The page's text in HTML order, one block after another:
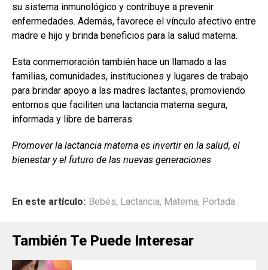
su sistema inmunológico y contribuye a prevenir
enfermedades. Además, favorece el vínculo afectivo entre
madre e hijo y brinda beneficios para la salud materna.
Esta conmemoración también hace un llamado a las
familias, comunidades, instituciones y lugares de trabajo
para brindar apoyo a las madres lactantes, promoviendo
entornos que faciliten una lactancia materna segura,
informada y libre de barreras.
Promover la lactancia materna es invertir en la salud, el
bienestar y el futuro de las nuevas generaciones
En este artículo: Bebés, Lactancia, Materna, Portada
También Te Puede Interesar